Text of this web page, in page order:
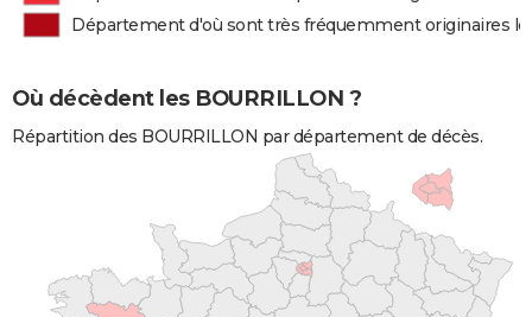
Département d'où sont très fréquemment originaires
Où décèdent les BOURRILLON ?
Répartition des BOURRILLON par département de décès.